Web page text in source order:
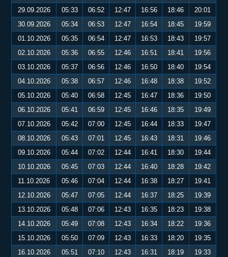
29.09.2026
05:33 06:52 12:47 16:56 18:46
20:01
30.09.2026
05:34 06:53 12:47 16:54 18:45
19:59
01.10.2026
05:35 06:54 12:47 16:53 18:43
19:57
02.10.2026
05:36 06:55 12:46 16:51 18:41
19:56
03.10.2026
05:37 06:56 12:46 16:50 18:40
19:54
04.10.2026
05:38 06:57 12:46 16:48 18:38
19:52
05.10.2026
05:40 06:58 12:45 16:47 18:36
19:50
06.10.2026
05:41 06:59 12:45 16:46 18:35
19:49
07.10.2026
05:42 07:00 12:45 16:44 18:33
19:47
08.10.2026
05:43 07:01 12:45 16:43 18:31
19:46
09.10.2026
05:44 07:02 12:44 16:41 18:30
19:44
10.10.2026
05:45 07:03 12:44 16:40 18:28
19:42
11.10.2026
05:46 07:04 12:44 16:38 18:27
19:41
12.10.2026
05:47 07:05 12:44 16:37 18:25
19:39
13.10.2026
05:48 07:06 12:43 16:35 18:23
19:38
14.10.2026
05:49 07:08 12:43 16:34 18:22
19:36
15.10.2026
05:50 07:09 12:43 16:33 18:20
19:35
16.10.2026
05:51 07:10 12:43 16:31 18:19
19:33